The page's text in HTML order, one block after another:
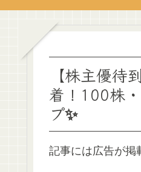
【株主優
着！100株
プ✨
記事には広告が掲